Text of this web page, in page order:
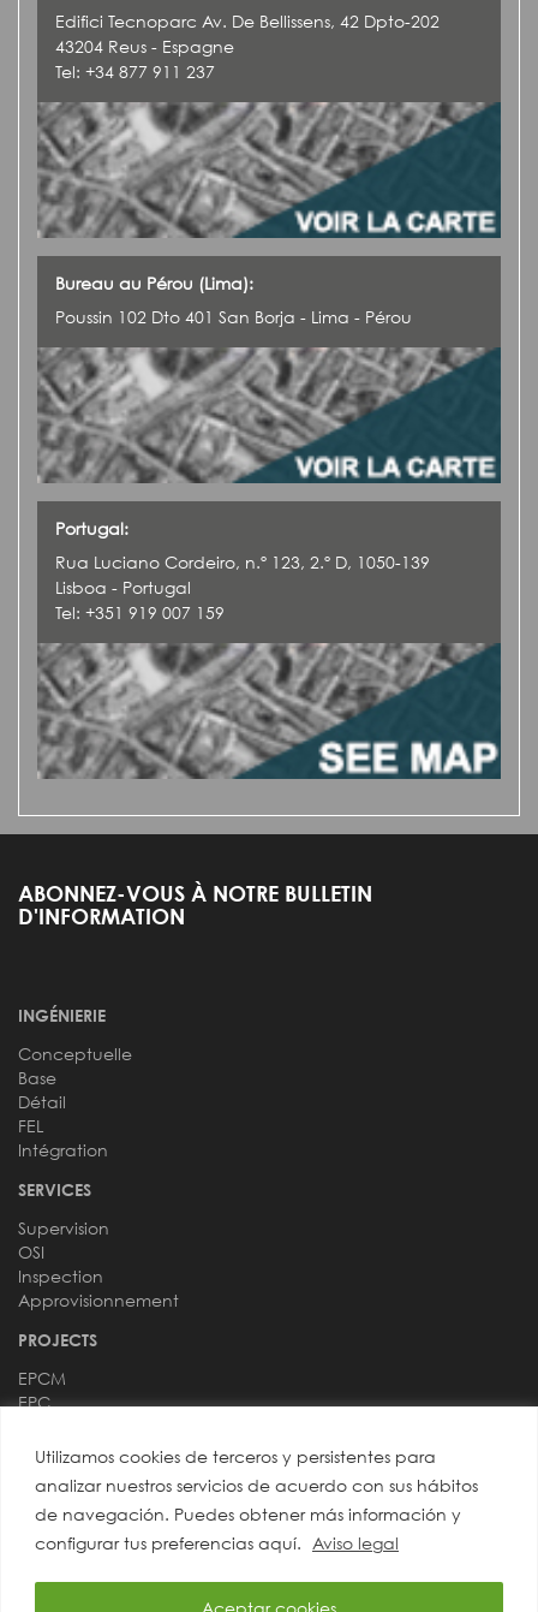
Utilizamos cookies de terceros y persistentes para
analizar nuestros servicios de acuerdo con sus hábitos
de navegación. Puedes obtener más información y
configurar tus preferencias aquí.
Aviso legal
Aceptar cookies
Edifici Tecnoparc Av. De Bellissens, 42 Dpto-202
43204 Reus - Espagne
Tel: +34 877 911 237
Bureau au Pérou (Lima):
Poussin 102 Dto 401 San Borja - Lima - Pérou
Portugal:
Rua Luciano Cordeiro, n.º 123, 2.º D, 1050-139
Lisboa - Portugal
Tel: +351 919 007 159
ABONNEZ-VOUS À NOTRE BULLETIN
D'INFORMATION
INGÉNIERIE
Conceptuelle
Base
Détail
FEL
Intégration
SERVICES
Supervision
OSI
Inspection
Approvisionnement
PROJECTS
EPCM
EPC
Processus
Instrumentation
Tuyauteries
Équipements